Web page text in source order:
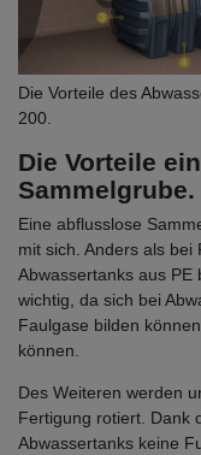
Die Vorteile des
200.
Die Vorteile
Sammelgrube.
Eine abflusslose
mit sich. Anders als bei
Abwassertanks aus PE
wichtig, da sich bei
Faulgase bilden
können.
Des Weiteren werden
Fertigung rotiert. Dank
Abwassertanks keine